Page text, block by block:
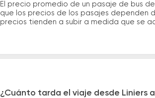
El precio promedio de un pasaje de bus
que los precios de los pasajes dependen
precios tienden a subir a medida que se
¿Cuánto tarda el viaje desde Liniers